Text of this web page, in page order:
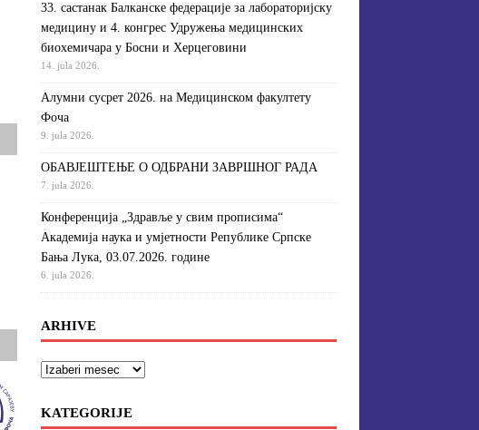
33. састанак Балканске федерације за лабораторијску
медицину и 4. конгрес Удружења медицинских
биохемичара у Босни и Херцеговини
14. jula 2026.
Алумни сусрет 2026. на Медицинском факултету
Фоча
9. jula 2026.
ОБАВЈЕШТЕЊЕ О ОДБРАНИ ЗАВРШНОГ РАДА
7. jula 2026.
Конференција „Здравље у свим прописима“
Академија наука и умјетности Републике Српске
Бања Лука, 03.07.2026. године
6. jula 2026.
ARHIVE
KATEGORIJE